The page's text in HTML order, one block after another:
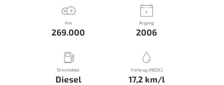
Km
269.000
Årgang
2006
Drivmiddel
Diesel
Forbrug (NEDC)
17,2 km/l